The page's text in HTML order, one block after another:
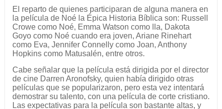
El reparto de quienes participaran de alguna manera en
la película de Noé la Épica Historia Bíblica son: Russell
Crowe como Noé, Emma Watson como lla, Dakota
Goyo como Noé cuando era joven, Ariane Rinehart
como Eva, Jennifer Connelly como Joan, Anthony
Hopkins como Matusalén, entre otros.
Cabe señalar que la película está dirigida por el director
de cine Darren Aronofsky, quien había dirigido otras
películas que se popularizaron, pero esta vez intentará
demostrar su talento, con una película de corte cristiano.
Las expectativas para la película son bastante altas, y